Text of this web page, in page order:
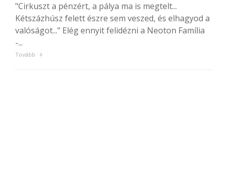
"Cirkuszt a pénzért, a pálya ma is megtelt...
Kétszázhúsz felett észre sem veszed, és elhagyod a
valóságot..." Elég ennyit felidézni a Neoton Família
-...
Tovább